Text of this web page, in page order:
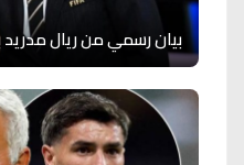
بيان رسمي من ريال مدريد